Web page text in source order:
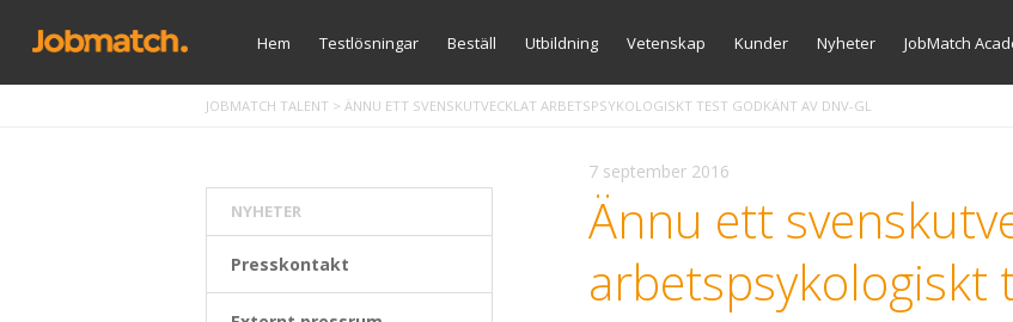
Gå
vidare
innehåll
Hem Testlösningar Beställ Utbildning Vetenskap Kunder Nyheter JobMatch
JOBMATCH TALENT > ÄNNU ETT SVENSKUTVECKLAT ARBETSPSYKOLOGISKT TEST GODKÄNT AV DNV-GL
7 september 2016
Ännu ett
arbetspsykologiskt
NYHETER
Presskontakt